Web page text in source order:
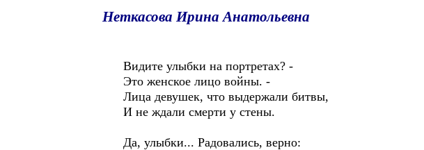
Неткасова Ирина Анатольевна
Видите улыбки на портретах? -
Это женское лицо войны. -
Лица девушек, что выдержали битвы,
И не ждали смерти у стены.
Да, улыбки... Радовались, верно: